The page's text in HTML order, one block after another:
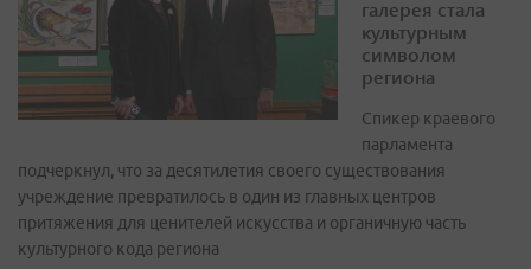
галерея стала
культурным
символом
региона
Спикер краевого
парламента
подчеркнул, что за десятилетия своего существования
учреждение превратилось в один из главных центров
притяжения для ценителей искусства и органичную часть
культурного кода региона